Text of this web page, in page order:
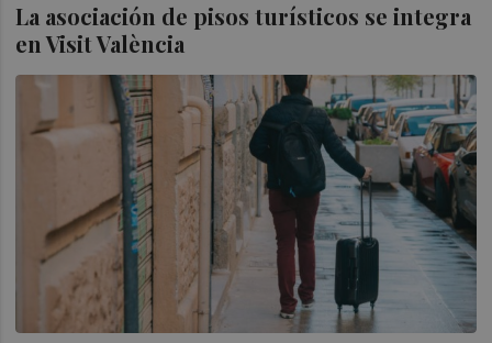
La asociación de pisos turísticos se integra
en Visit València